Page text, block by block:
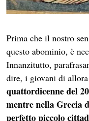
Prima che il nostro
questo abominio, è
Innanzitutto,
dire, i giovani di
quattordicenne del
mentre nella Grecia
perfetto piccolo